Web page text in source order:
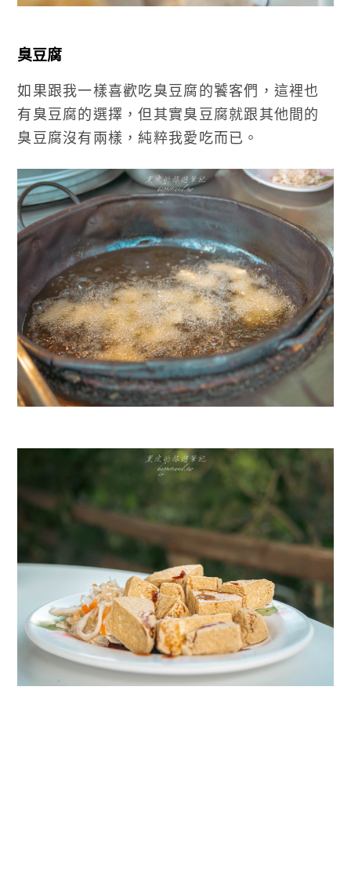
臭豆腐
如果跟我一樣喜歡吃臭豆腐的饕客們，這裡也
有臭豆腐的選擇，但其實臭豆腐就跟其他間的
臭豆腐沒有兩樣，純粹我愛吃而已。